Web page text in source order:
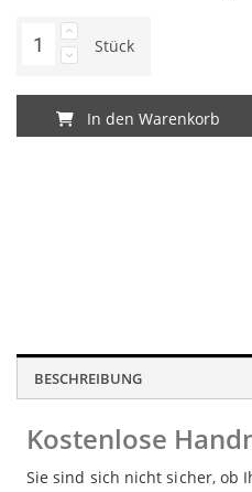
Stück
In den Warenkorb
sed do eiusmod tempor
magna aliqua. Ut enim ad
exercitation ullamco laboris
sed do eiusmod tempor
magna aliqua. Ut enim ad
exercitation ullamco laboris
sed do eiusmod tempor
magna aliqua. Ut enim ad
exercitation ullamco laboris
BESCHREIBUNG
Kostenlose
Sie sind sich nicht sicher, ob